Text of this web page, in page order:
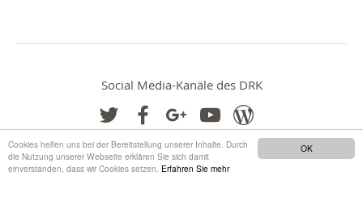
OK
Cookies helfen uns bei der Bereitstellung unserer Inhalte. Durch
die Nutzung unserer Webseite erklären Sie sich damit
einverstanden, dass wir Cookies setzen. Erfahren Sie mehr
Social Media-Kanäle des DRK